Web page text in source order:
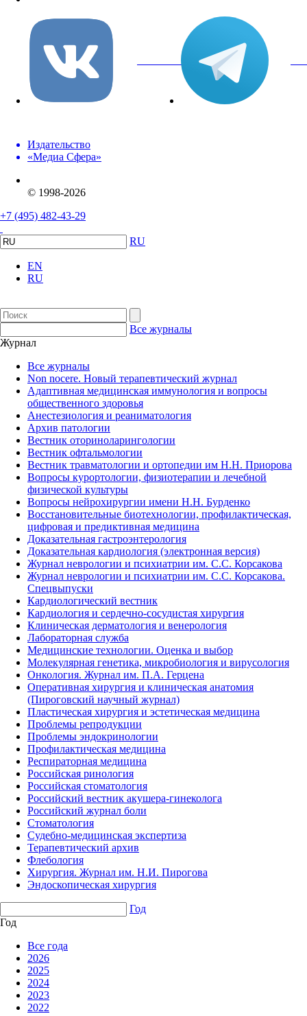
вКонтакте
Издательство
«Медиа Сфера»
© 1998-2026
+7 (495) 482-43-29
RU
EN
RU
Все журналы
Журнал
Все журналы
Non nocere. Новый терапевтический журнал
Адаптивная медицинская иммунология и вопросы
общественного здоровья
Анестезиология и реаниматология
Архив патологии
Вестник оториноларингологии
Вестник офтальмологии
Вестник травматологии и ортопедии им Н.Н. Приорова
Вопросы курортологии, физиотерапии и лечебной
физической культуры
Вопросы нейрохирургии имени Н.Н. Бурденко
Восстановительные биотехнологии, профилактическая,
цифровая и предиктивная медицина
Доказательная гастроэнтерология
Доказательная кардиология (электронная версия)
Журнал неврологии и психиатрии им. С.С. Корсакова
Журнал неврологии и психиатрии им. С.С. Корсакова.
Спецвыпуски
Кардиологический вестник
Кардиология и сердечно-сосудистая хирургия
Клиническая дерматология и венерология
Лабораторная служба
Медицинские технологии. Оценка и выбор
Молекулярная генетика, микробиология и вирусология
Онкология. Журнал им. П.А. Герцена
Оперативная хирургия и клиническая анатомия
(Пироговский научный журнал)
Пластическая хирургия и эстетическая медицина
Проблемы репродукции
Проблемы эндокринологии
Профилактическая медицина
Респираторная медицина
Российская ринология
Российская стоматология
Российский вестник акушера-гинеколога
Российский журнал боли
Стоматология
Судебно-медицинская экспертиза
Терапевтический архив
Флебология
Хирургия. Журнал им. Н.И. Пирогова
Эндоскопическая хирургия
Год
Год
Все года
2026
2025
2024
2023
2022